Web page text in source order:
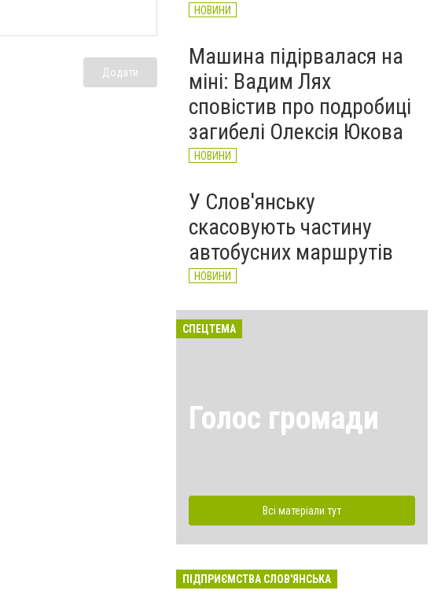
Додати
НОВИНИ
Машина підірвалася на
міні: Вадим Лях
сповістив про подробиці
загибелі Олексія Юкова
НОВИНИ
У Слов'янську
скасовують частину
автобусних маршрутів
НОВИНИ
СПЕЦТЕМА
Голос громади
Всі матеріали тут
ПІДПРИЄМСТВА СЛОВ'ЯНСЬКА